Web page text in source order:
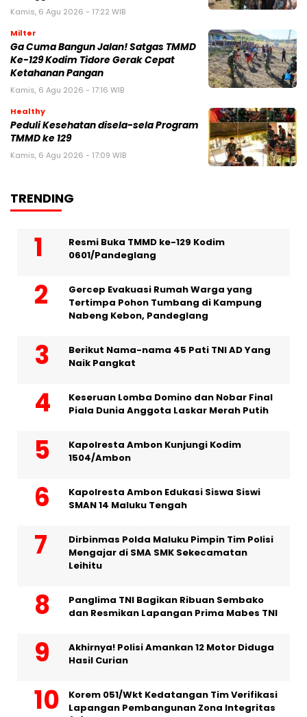
Kamis, 6 Agu 2026 - 17:22 WIB
Milter
Ga Cuma Bangun Jalan! Satgas TMMD
Ke-129 Kodim Tidore Gerak Cepat
Ketahanan Pangan
Kamis, 6 Agu 2026 - 17:16 WIB
Healthy
Peduli Kesehatan disela-sela Program
TMMD ke 129
Kamis, 6 Agu 2026 - 17:09 WIB
TRENDING
Resmi Buka TMMD ke-129 Kodim
0601/Pandeglang
Gercep Evakuasi Rumah Warga yang
Tertimpa Pohon Tumbang di Kampung
Nabeng Kebon, Pandeglang
Berikut Nama-nama 45 Pati TNI AD Yang
Naik Pangkat
Keseruan Lomba Domino dan Nobar Final
Piala Dunia Anggota Laskar Merah Putih
Kapolresta Ambon Kunjungi Kodim
1504/Ambon
Kapolresta Ambon Edukasi Siswa Siswi
SMAN 14 Maluku Tengah
Dirbinmas Polda Maluku Pimpin Tim Polisi
Mengajar di SMA SMK Sekecamatan
Leihitu
Panglima TNI Bagikan Ribuan Sembako
dan Resmikan Lapangan Prima Mabes TNI
Akhirnya! Polisi Amankan 12 Motor Diduga
Hasil Curian
Korem 051/Wkt Kedatangan Tim Verifikasi
Lapangan Pembangunan Zona Integritas